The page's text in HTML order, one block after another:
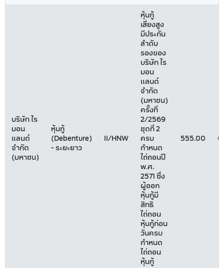
บริษัท ไร
มอน
แลนด์
จำกัด
(มหาชน)
หุ้นกู้
(Debenture)
- ระยะยาว
II/HNW
หุ้นกู้
เสี่ยงสูง
มีประกัน
ลำดับ
รองของ
บริษัท ไร
มอน
แลนด์
จำกัด
(มหาชน)
ครั้งที่
2/2569
ชุดที่ 2
ครบ
กำหนด
ไถ่ถอนปี
พ.ศ.
2571 ซึ่ง
ผู้ออก
หุ้นกู้มี
สิทธิ
ไถ่ถอน
หุ้นกู้ก่อน
วันครบ
กำหนด
ไถ่ถอน
หุ้นกู้
555.00